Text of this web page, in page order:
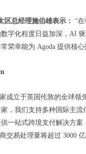
区总经理施伯雄表示： “
字化程度日益加深，AI
荣幸能为 Agoda 提供核
家成立于英国伦敦的全球
，我们支持多种国际主
一站式跨境支付解决方
交易处理量将超过 3000 亿